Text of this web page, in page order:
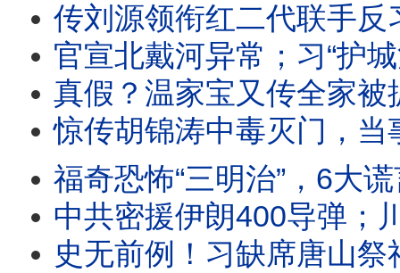
传刘源领衔红二代联手反习；习暗助伊朗打地面战；全民痛
官宣北戴河异常；习“护城河”没了！刘源现异动；传大批军
真假？温家宝又传全家被抓，多人坠楼！“北戴河时间”开启，他才是最后杀
惊传胡锦涛中毒灭门，当事人辟谣！假爆料暗藏真威胁，习要掀桌？
福奇恐怖“三明治”，6大谎言震碎三观：差点死于疫苗仍力推；恶意误导防疫
中共密援伊朗400导弹；川普大怒爆粗要痛打伊朗；福奇听证百
史无前例！习缺席唐山祭祀典礼，官媒释重大异常信号！王岐山花圈